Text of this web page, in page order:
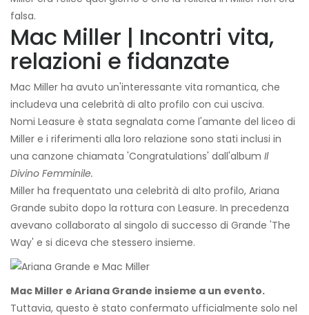
falsa.
Mac Miller | Incontri vita,
relazioni e fidanzate
Mac Miller ha avuto un'interessante vita romantica, che
includeva una celebrità di alto profilo con cui usciva.
Nomi Leasure è stata segnalata come l'amante del liceo di
Miller e i riferimenti alla loro relazione sono stati inclusi in
una canzone chiamata 'Congratulations' dall'album Il
Divino Femminile.
Miller ha frequentato una celebrità di alto profilo, Ariana
Grande subito dopo la rottura con Leasure. In precedenza
avevano collaborato al singolo di successo di Grande 'The
Way' e si diceva che stessero insieme.
Mac Miller e Ariana Grande insieme a un evento.
Tuttavia, questo è stato confermato ufficialmente solo nel